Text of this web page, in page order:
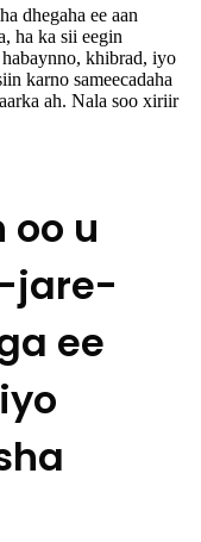
dhegaha ee aan
ha ka sii eegin
khibrad, iyo
karno sameecadaha
ah. Nala soo xiriir
oo u
jare-
ee